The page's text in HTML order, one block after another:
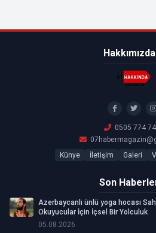
Hakkımızda
0505 774
Künye
İletişim Galeri
Son
Azerbaycanlı ünlü yoga hocası
Okuyucular İçin İçsel Bir Yolculuk
05.08.2026